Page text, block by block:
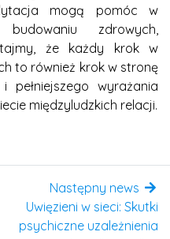
mogą pomóc w
zdrowych,
że każdy krok w
to również krok w stronę
pełniejszego wyrażania
międzyludzkich relacji.
Następny news
Uwięzieni w sieci: Skutki
psychiczne uzależnienia